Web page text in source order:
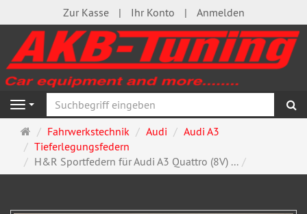
Zur Kasse Ihr Konto Anmelden
Navigation
Startseite
Fahrwerkstechnik Audi
Audi A3
Tieferlegungsfedern
H&R Sportfedern für Audi A3 Quattro (8V) ...